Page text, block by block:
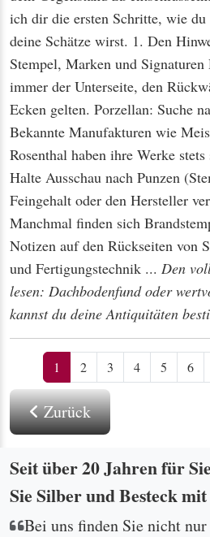
ich dir die ersten Schritte, wie
deine Schätze wirst. 1. Den
Stempel, Marken und
immer der Unterseite, den
Ecken gelten. Porzellan: Suche
Bekannte Manufakturen wie
Rosenthal haben ihre Werke
Halte Ausschau nach Punzen
Feingehalt oder den Hersteller
Manchmal finden sich
Notizen auf den Rückseiten von
und Fertigungstechnik ... Den
lesen: Dachbodenfund oder
kannst du deine Antiquitäten
1 2 3 4 5 6
Zurück
Seit über 20 Jahren für
Sie Silber und Besteck
Bei uns finden Sie nicht